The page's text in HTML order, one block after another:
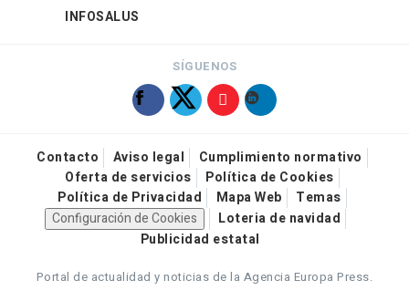
INFOSALUS
SÍGUENOS
Contacto Aviso legal
Cumplimiento normativo
Oferta de servicios
Política de Cookies
Política de Privacidad
Mapa Web
Temas
Configuración de Cookies
Loteria de navidad
Publicidad estatal
Portal de actualidad y noticias de la Agencia Europa Press.